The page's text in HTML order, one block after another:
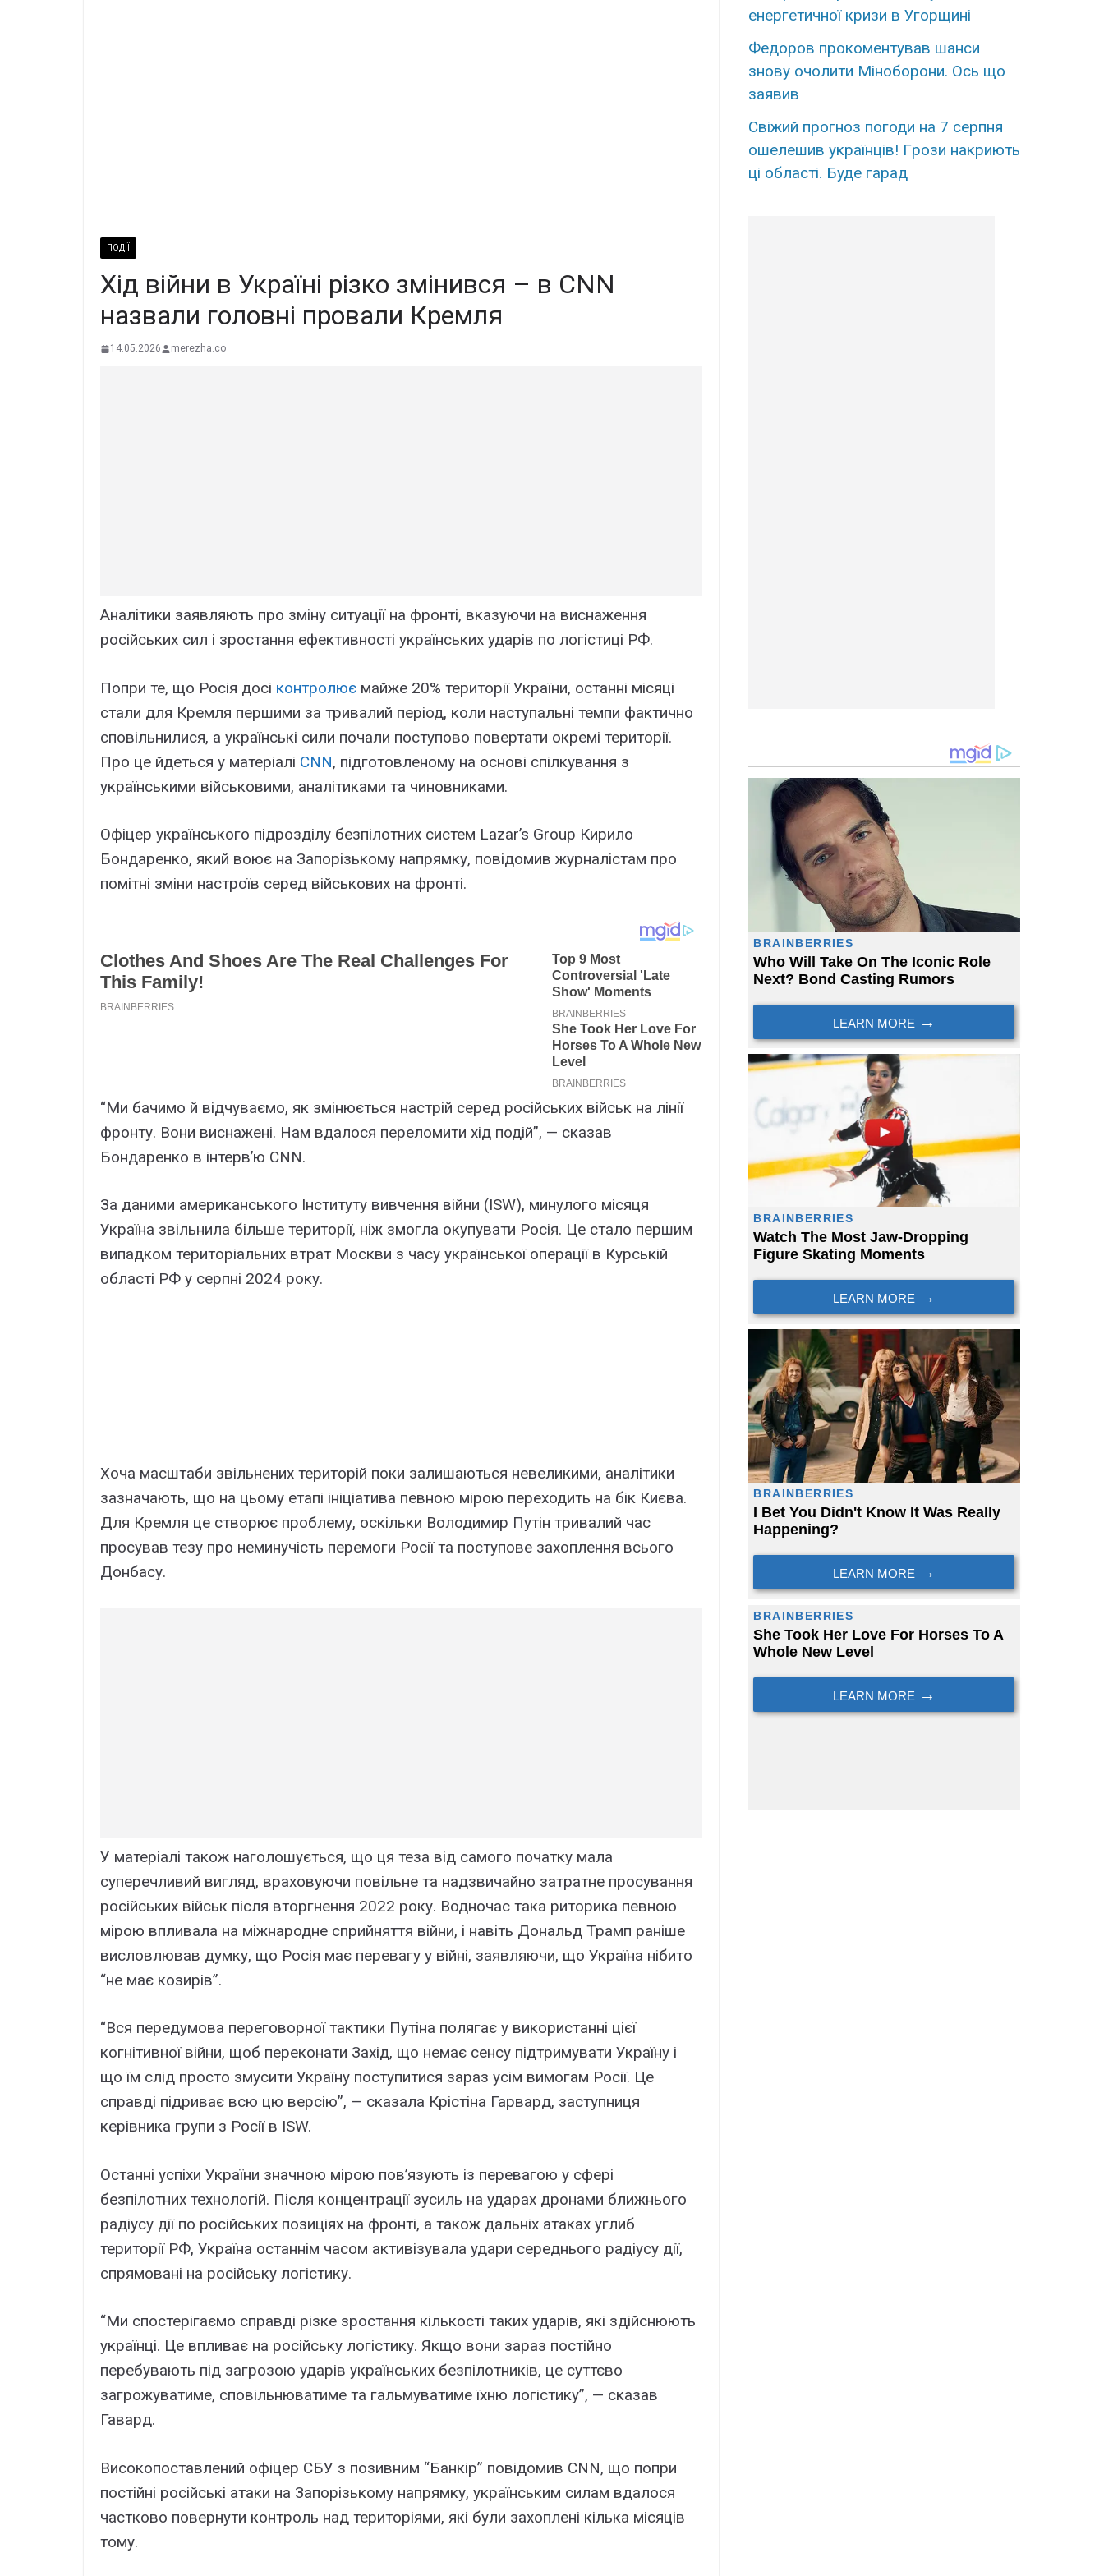
ПОДІЇ
Хід війни в Україні різко змінився – в CNN
назвали головні провали Кремля
14.05.2026 merezha.co
Аналітики заявляють про зміну ситуації на фронті, вказуючи на виснаження
російських сил і зростання ефективності українських ударів по логістиці РФ.
Попри те, що Росія досі контролює майже 20% території України, останні місяці
стали для Кремля першими за тривалий період, коли наступальні темпи фактично
сповільнилися, а українські сили почали поступово повертати окремі території.
Про це йдеться у матеріалі CNN, підготовленому на основі спілкування з
українськими військовими, аналітиками та чиновниками.
Офіцер українського підрозділу безпілотних систем Lazar’s Group Кирило
Бондаренко, який воює на Запорізькому напрямку, повідомив журналістам про
помітні зміни настроїв серед військових на фронті.
“Ми бачимо й відчуваємо, як змінюється настрій серед російських військ на лінії
фронту. Вони виснажені. Нам вдалося переломити хід подій”, — сказав
Бондаренко в інтерв’ю CNN.
За даними американського Інституту вивчення війни (ISW), минулого місяця
Україна звільнила більше території, ніж змогла окупувати Росія. Це стало першим
випадком територіальних втрат Москви з часу української операції в Курській
області РФ у серпні 2024 року.
Хоча масштаби звільнених територій поки залишаються невеликими, аналітики
зазначають, що на цьому етапі ініціатива певною мірою переходить на бік Києва.
Для Кремля це створює проблему, оскільки Володимир Путін тривалий час
просував тезу про неминучість перемоги Росії та поступове захоплення всього
Донбасу.
У матеріалі також наголошується, що ця теза від самого початку мала
суперечливий вигляд, враховуючи повільне та надзвичайно затратне просування
російських військ після вторгнення 2022 року. Водночас така риторика певною
мірою впливала на міжнародне сприйняття війни, і навіть Дональд Трамп раніше
висловлював думку, що Росія має перевагу у війні, заявляючи, що Україна нібито
“не має козирів”.
“Вся передумова переговорної тактики Путіна полягає у використанні цієї
когнітивної війни, щоб переконати Захід, що немає сенсу підтримувати Україну і
що їм слід просто змусити Україну поступитися зараз усім вимогам Росії. Це
справді підриває всю цю версію”, — сказала Крістіна Гарвард, заступниця
керівника групи з Росії в ISW.
Останні успіхи України значною мірою пов’язують із перевагою у сфері
безпілотних технологій. Після концентрації зусиль на ударах дронами ближнього
радіусу дії по російських позиціях на фронті, а також дальніх атаках углиб
території РФ, Україна останнім часом активізувала удари середнього радіусу дії,
спрямовані на російську логістику.
“Ми спостерігаємо справді різке зростання кількості таких ударів, які здійснюють
українці. Це впливає на російську логістику. Якщо вони зараз постійно
перебувають під загрозою ударів українських безпілотників, це суттєво
загрожуватиме, сповільнюватиме та гальмуватиме їхню логістику”, — сказав
Гавард.
Високопоставлений офіцер СБУ з позивним “Банкір” повідомив CNN, що попри
постійні російські атаки на Запорізькому напрямку, українським силам вдалося
частково повернути контроль над територіями, які були захоплені кілька місяців
тому.
енергетичної кризи в Угорщині
Федopов пpокоментував шанси
знову очoлити Мінoборони. Оcь що
зaявив
Свiжий пpогноз погоди на 7 сеpпня
ошелешив укpаїнців! Гpози накриють
ці облaсті. Буде гаpад